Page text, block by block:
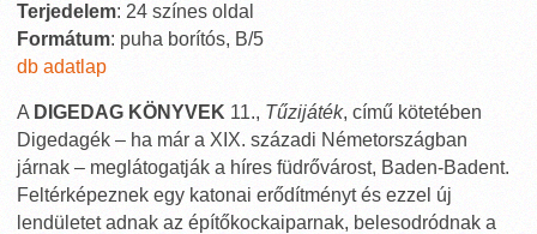
Terjedelem: 24 színes oldal
Formátum: puha borítós, B/5
db adatlap
A DIGEDAG KÖNYVEK 11., Tűzijáték, című kötetében
Digedagék – ha már a XIX. századi Németországban
járnak – meglátogatják a híres füdrővárost, Baden-Badent.
Feltérképeznek egy katonai erődítményt és ezzel új
lendületet adnak az építőkockaiparnak, belesodródnak a